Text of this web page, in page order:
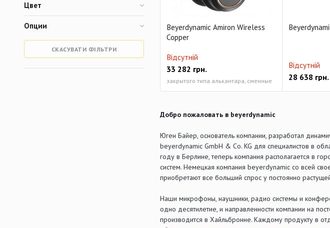
Beyerdynamic Amiron Wireless
Copper
Відсутній
33 282 грн.
закрытого типа алькантара, сменные
Відсутній
28 638 грн.
Добро пожаловать в beyerdynamic
Юген Байер, основатель компании, разработал
beyerdynamic GmbH & Co. KG для специалистов в
году в Берлине, теперь компания располагается в
систем. Немецкая компания beyerdynamic со всей
приобретают все больший спрос у постоянно
Наши микрофоны, наушники, радио системы и
одно десятилетие, и направленности компании на
производится в Хайльбронне. Каждому продукту в
Цвет
Опции
СКАСУВАТИ ФІЛЬТРИ